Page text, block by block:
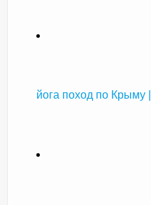
йога поход по Крыму